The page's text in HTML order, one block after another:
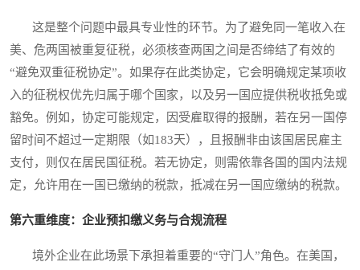
这是整个问题中最具专业性的环节。为了避免同一笔收入在
美、危两国被重复征税，必须核查两国之间是否缔结了有效的
“避免双重征税协定”。如果存在此类协定，它会明确规定某项收
入的征税权优先归属于哪个国家，以及另一国应提供税收抵免或
豁免。例如，协定可能规定，因受雇取得的报酬，若在另一国停
留时间不超过一定期限（如183天），且报酬非由该国居民雇主
支付，则仅在居民国征税。若无协定，则需依靠各国的国内法规
定，允许用在一国已缴纳的税款，抵减在另一国应缴纳的税款。
第六重维度：企业预扣缴义务与合规流程
境外企业在此场景下承担着重要的“守门人”角色。在美国，